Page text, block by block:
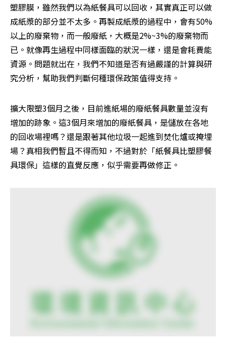
塑膠膜，雖然我們以為紙餐具可以回收，其實真正可以做
成紙漿的部分並不太多。再製成紙漿的過程中，會有50%
以上的廢棄物，而一般廢紙，大概是2%~3%的廢棄物而
已。就像再生過程中同樣面臨的狀況一樣，還是會耗費能
資源。問題就出在，我們不知道是否有過嚴謹的計算與研
究分析，幫助我們判斷何種環保政策值得支持。
擴大限塑3個月之後，目前進紙場的廢紙餐具數量並沒有
增加的跡象。這3個月來增加的廢紙餐具，是儲放在各地
的回收場裡嗎？還是跟著其他垃圾一起進到焚化爐或掩埋
場？真相我們暫且不得而知，不過對於「紙餐具比塑膠餐
具環保」這樣的直覺反應，似乎需要再做修正。